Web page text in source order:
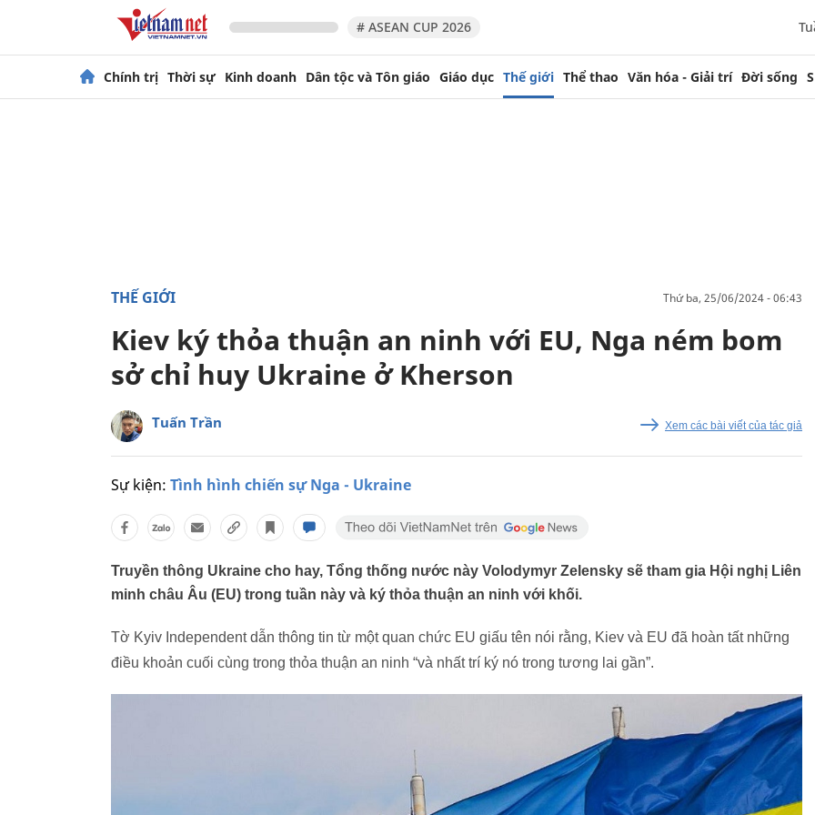
# ASEAN CUP 2026
Chính trị Thời sự Kinh doanh Dân tộc và Tôn giáo Giáo dục Thế giới Thể thao Văn hóa - Giải trí Đời sống
THẾ GIỚI thứ ba, 25/06/2024 - 06:43
Kiev ký thỏa thuận an ninh với EU, Nga ném bom
sở chỉ huy Ukraine ở Kherson
Tuấn Trần Xem các bài viết của tác giả
Sự kiện: Tình hình chiến sự Nga - Ukraine
Truyền thông Ukraine cho hay, Tổng thống nước này Volodymyr Zelensky sẽ tham gia Hội nghị Liên
minh châu Âu (EU) trong tuần này và ký thỏa thuận an ninh với khối.
Tờ Kyiv Independent dẫn thông tin từ một quan chức EU giấu tên nói rằng, Kiev và EU đã hoàn tất những
điều khoản cuối cùng trong thỏa thuận an ninh “và nhất trí ký nó trong tương lai gần”.